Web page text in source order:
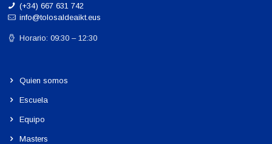
(+34) 667 631 742
info@tolosaldeaikt.eus
Horario: 09:30 – 12:30
Quien somos
Escuela
Equipo
Masters